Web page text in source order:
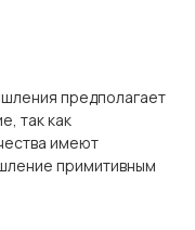
предполагает
так как
имеют
примитивным